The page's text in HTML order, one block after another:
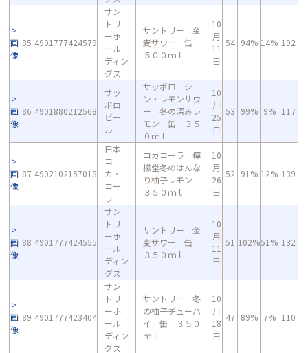
画
像
85 4901777424579
サン
トリ
ーホ
ール
ディン
グス
サントリー 金
麦サワー 缶
５００ｍｌ
10
月
11
日
54 94% 14% 192
画
像
86 4901880212568
サッ
ポロ
ビー
ル
サッポロ シ
ン・レモンサワ
ー 冬の深みレ
モン 缶 ３５
０ｍｌ
10
月
25
日
53 99% 9% 117
画
像
87 4902102157018
日本
コ
カ・
コー
ラ
コカコーラ 檸
檬堂冬のはんな
り柚子レモン
３５０ｍｌ
10
月
26
日
52 91% 12% 139
画
像
88 4901777424555
サン
トリ
ーホ
ール
ディン
グス
サントリー 金
麦サワー 缶
３５０ｍｌ
10
月
11
日
51 102%51% 132
画
像
89 4901777423404
サン
トリ
ーホ
ール
ディン
グス
サントリー 冬
の柚子チューハ
イ 缶 ３５０
ｍｌ
10
月
18
日
47 89% 7% 110